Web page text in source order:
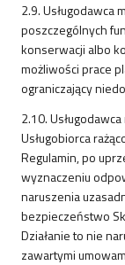
2.9. Usługodawca
poszczególnych
konserwacji albo
możliwości prace
ograniczający
2.10.
Usługobiorca
Regulamin, po
wyznaczeniu
naruszenia
bezpieczeństwo
Działanie to nie
zawartymi